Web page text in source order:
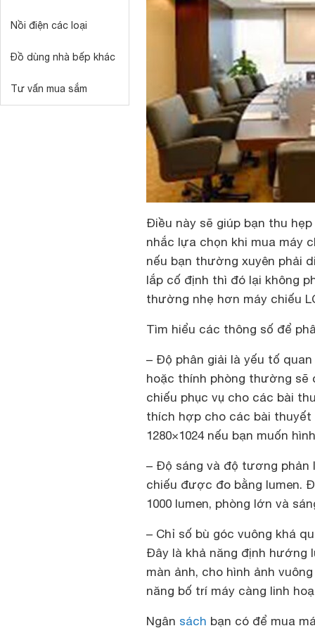
Nồi điện các loại
Đồ dùng nhà bếp khác
Tư vấn mua sắm
Điều này sẽ giúp bạn thu
nhắc lựa chọn khi mua máy
nếu bạn thường xuyên phải
lắp cố định thì đó lại không
thường nhẹ hơn máy chiếu
Tìm hiểu các thông số để
– Độ phân giải là yếu tố
hoặc thính phòng thường sẽ
chiếu phục vụ cho các bài
thích hợp cho các bài thuyết
1280×1024 nếu bạn muốn
– Độ sáng và độ tương
chiếu được đo bằng lumen.
1000 lumen, phòng lớn và
– Chỉ số bù góc vuông khá
Đây là khả năng định hướng
màn ảnh, cho hình ảnh
năng bố trí máy càng linh
Ngân sách bạn có để mua